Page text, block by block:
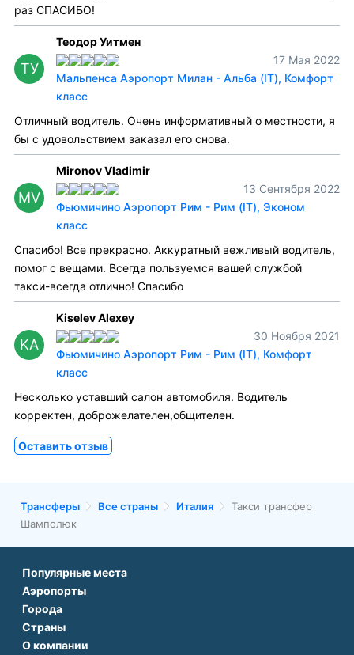
раз СПАСИБО!
ТУ
Теодор Уитмен
17 Мая 2022
Мальпенса Аэропорт Милан - Альба (IT), Комфорт
класс
Отличный водитель. Очень информативный о местности, я
бы с удовольствием заказал его снова.
MV
Mironov Vladimir
13 Сентября 2022
Фьюмичино Аэропорт Рим - Рим (IT), Эконом
класс
Спасибо! Все прекрасно. Аккуратный вежливый водитель,
помог с вещами. Всегда пользуемся вашей службой
такси-всегда отлично! Спасибо
KA
Kiselev Alexey
30 Ноября 2021
Фьюмичино Аэропорт Рим - Рим (IT), Комфорт
класс
Несколько уставший салон автомобиля. Водитель
корректен, доброжелателен,общителен.
Оставить отзыв
Трансферы Все страны Италия
Такси трансфер
Шамполюк
Популярные места
Аэропорт Подгорицы
Аэропорт Белграда
Аэропорт Дубая
Аэропорты
Аэропорт Антальи
Аэропорт Тбилиси
Города
Трансфер в Париже
Страны
Трансфер во Франции
О компании